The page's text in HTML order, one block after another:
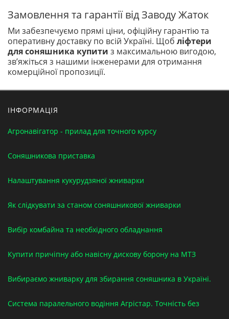
Замовлення та гарантії від Заводу Жаток
Ми забезпечуємо прямі ціни, офіційну гарантію та
оперативну доставку по всій Україні. Щоб ліфтери
для соняшника купити з максимальною вигодою,
зв’яжіться з нашими інженерами для отримання
комерційної пропозиції.
ІНФОРМАЦІЯ
Агронавігатор - прилад для точного курсу
Соняшникова приставка
Налаштування кукурудзяної жниварки
Як слідкувати за станом соняшникової жниварки
Вибір комбайна та необхідного обладнання
Купити причіпну або навісну дискову борону на МТЗ
Вибираємо жниварку для збирання соняшника в Україні.
Система паралельного водіння Агрістар. Точність без